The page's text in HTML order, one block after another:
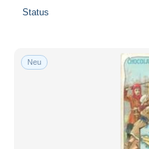
Status
Neu